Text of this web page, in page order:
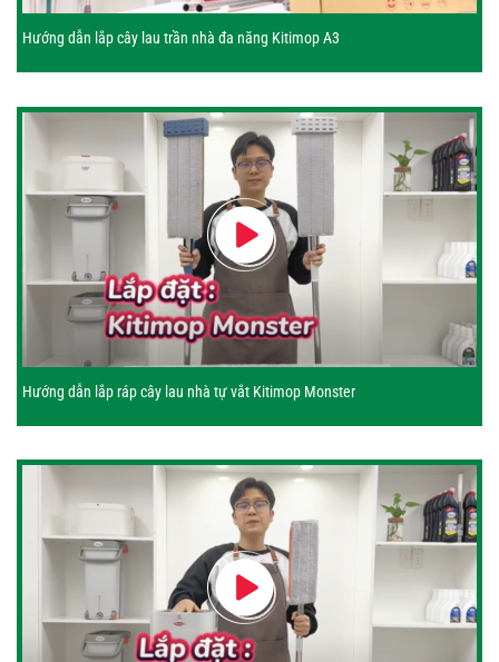
Hướng dẫn lắp cây lau trần nhà đa năng Kitimop A3
Hướng dẫn lắp ráp cây lau nhà tự vắt Kitimop Monster